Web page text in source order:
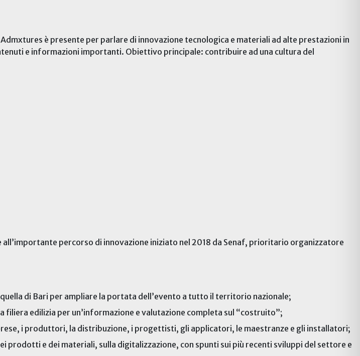
è presente per parlare di innovazione tecnologica e materiali ad alte prestazioni in
e informazioni importanti. Obiettivo principale: contribuire ad una cultura del
percorso di innovazione iniziato nel 2018 da Senaf, prioritario organizzatore
di Bari per ampliare la portata dell’evento a tutto il territorio nazionale;
filiera edilizia per un’informazione e valutazione completa sul “costruito”;
i produttori, la distribuzione, i progettisti, gli applicatori, le maestranze e gli installatori;
e dei materiali, sulla digitalizzazione, con spunti sui più recenti sviluppi del settore e